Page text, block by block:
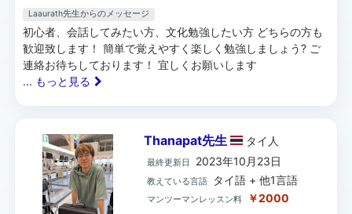
Laaurath先生からのメッセージ
初心者、会話してみたい方、文化勉強したい方 どちらの方も
歓迎致します！ 簡単で覚えやすく楽しく勉強しましょう? ご
連絡お待ちしております！ 宜しくお願いします
... もっと見る
Thanapat先生 タイ 人
最終更新日 2023年10月23日
教えている言語 タイ語 + 他1言語
マンツーマンレッスン料 ￥2000